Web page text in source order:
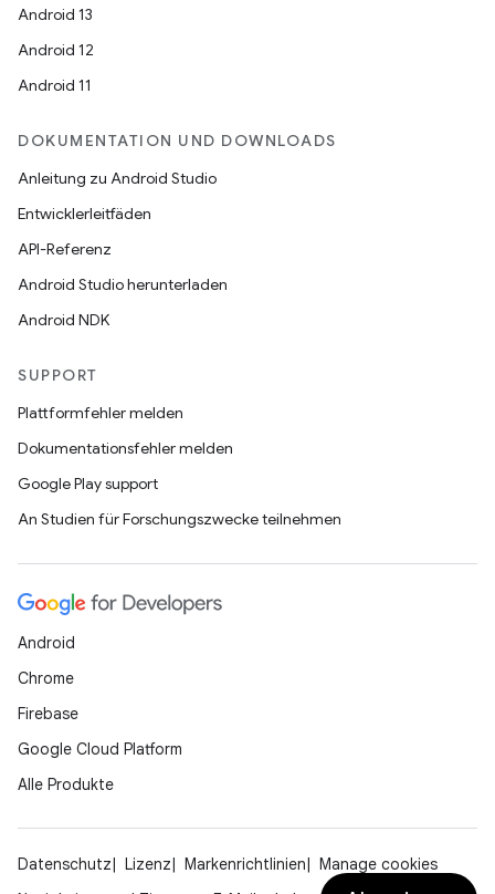
Android 13
Android 12
Android 11
DOKUMENTATION UND DOWNLOADS
Anleitung zu Android Studio
Entwicklerleitfäden
API-Referenz
Android Studio herunterladen
Android NDK
SUPPORT
Plattformfehler melden
Dokumentationsfehler melden
Google Play support
An Studien für Forschungszwecke teilnehmen
Android
Chrome
Firebase
Google Cloud Platform
Alle Produkte
Datenschutz Lizenz Markenrichtlinien
Manage cookies